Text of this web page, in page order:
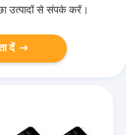
से संपर्क करें।
दें